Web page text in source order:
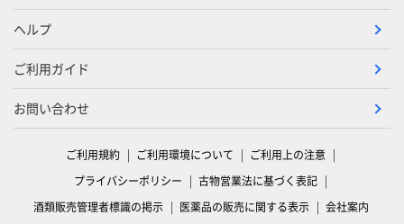
ヘルプ
ご利用ガイド
お問い合わせ
ご利用規約 ご利用環境について
ご利用上の注意
プライバシーポリシー
古物営業法に基づく表記
酒類販売管理者標識の掲示
医薬品の販売に関する表示 会社案内